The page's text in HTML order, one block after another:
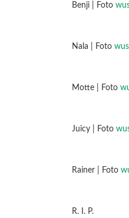
Benji | Foto
Nala | Foto
Motte | Foto
Juicy | Foto
Rainer | Foto
R. I. P.